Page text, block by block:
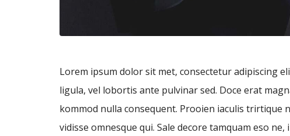
Lorem ipsum dolor sit met, consectetur adipiscing
ligula, vel lobortis ante pulvinar sed. Doce erat
kommod nulla consequent. Prooien iaculis trirtique
vidisse omnesque qui. Sale decore tamquam eso